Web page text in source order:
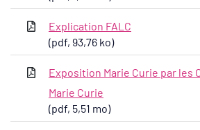
Explication FALC
(pdf, 93,76 ko)
Exposition Marie Curie par les
Marie Curie
(pdf, 5,51 mo)